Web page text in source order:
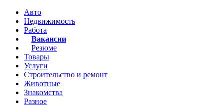
Авто
Недвижимость
Работа
Вакансии
Резюме
Товары
Услуги
Строительство и ремонт
Животные
Знакомства
Разное